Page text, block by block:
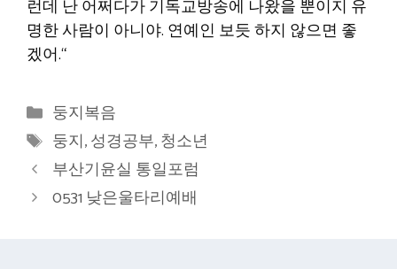
런데 난 어쩌다가 기독교방송에 나왔을 뿐이지 유
명한 사람이 아니야. 연예인 보듯 하지 않으면 좋
겠어.“
카
테
고
리
둥지복음
태
그
둥지,성경공부,청소년
부산기윤실 통일포럼
0531 낮은울타리예배